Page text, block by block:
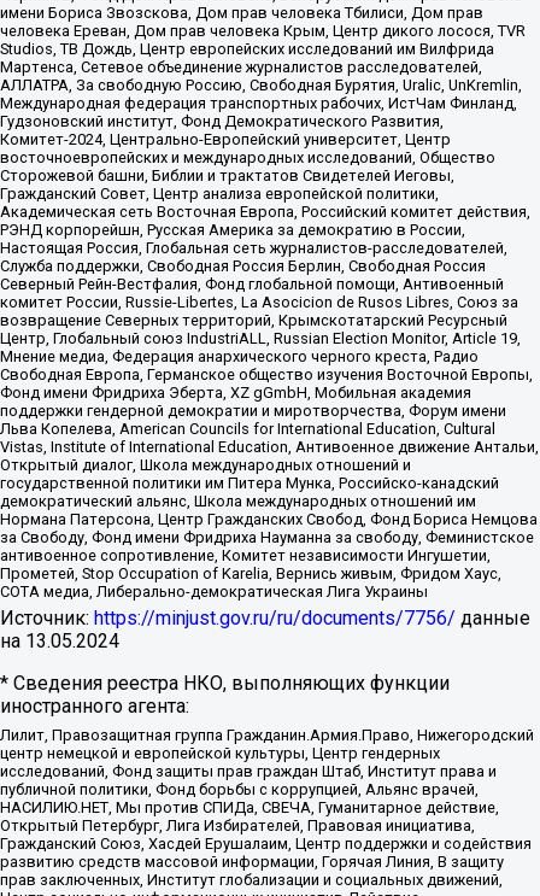
имени Бориса Звозскова, Дом прав человека Тбилиси, Дом прав
человека Ереван, Дом прав человека Крым, Центр дикого лосося, TVR
Studios, ТВ Дождь, Центр европейских исследований им Вилфрида
Мартенса, Сетевое объединение журналистов расследователей,
АЛЛАТРА, За свободную Россию, Свободная Бурятия, Uralic, UnKremlin,
Международная федерация транспортных рабочих, ИстЧам Финланд,
Гудзоновский институт, Фонд Демократического Развития,
Комитет-2024, Центрально-Европейский университет, Центр
восточноевропейских и международных исследований, Общество
Сторожевой башни, Библии и трактатов Свидетелей Иеговы,
Гражданский Совет, Центр анализа европейской политики,
Академическая сеть Восточная Европа, Российский комитет действия,
РЭНД корпорейшн, Русская Америка за демократию в России,
Настоящая Россия, Глобальная сеть журналистов-расследователей,
Служба поддержки, Свободная Россия Берлин, Свободная Россия
Северный Рейн-Вестфалия, Фонд глобальной помощи, Антивоенный
комитет России, Russie-Libertes, La Asocicion de Rusos Libres, Союз за
возвращение Северных территорий, Крымскотатарский Ресурсный
Центр, Глобальный союз IndustriALL, Russian Election Monitor, Article 19,
Мнение медиа, Федерация анархического черного креста, Радио
Свободная Европа, Германское общество изучения Восточной Европы,
Фонд имени Фридриха Эберта, XZ gGmbH, Мобильная академия
поддержки гендерной демократии и миротворчества, Форум имени
Льва Копелева, American Councils for International Education, Cultural
Vistas, Institute of International Education, Антивоенное движение Антальи,
Открытый диалог, Школа международных отношений и
государственной политики им Питера Мунка, Российско-канадский
демократический альянс, Школа международных отношений им
Нормана Патерсона, Центр Гражданских Свобод, Фонд Бориса Немцова
за Свободу, Фонд имени Фридриха Науманна за свободу, Феминистское
антивоенное сопротивление, Комитет независимости Ингушетии,
Прометей, Stop Occupation of Karelia, Вернись живым, Фридом Хаус,
СОТА медиа, Либерально-демократическая Лига Украины
Источник: https://minjust.gov.ru/ru/documents/7756/ данные
на 13.05.2024
* Сведения реестра НКО, выполняющих функции
иностранного агента:
Лилит, Правозащитная группа Гражданин.Армия.Право, Нижегородский
центр немецкой и европейской культуры, Центр гендерных
исследований, Фонд защиты прав граждан Штаб, Институт права и
публичной политики, Фонд борьбы с коррупцией, Альянс врачей,
НАСИЛИЮ.НЕТ, Мы против СПИДа, СВЕЧА, Гуманитарное действие,
Открытый Петербург, Лига Избирателей, Правовая инициатива,
Гражданский Союз, Хасдей Ерушалаим, Центр поддержки и содействия
развитию средств массовой информации, Горячая Линия, В защиту
прав заключенных, Институт глобализации и социальных движений,